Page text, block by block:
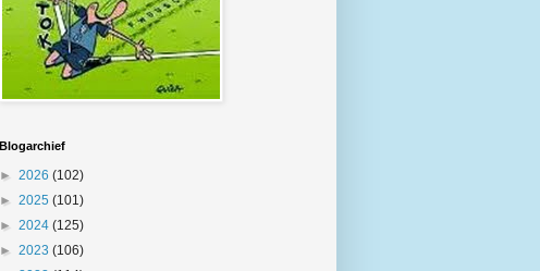
Blogarchief
► 2026 (102)
► 2025 (101)
► 2024 (125)
► 2023 (106)